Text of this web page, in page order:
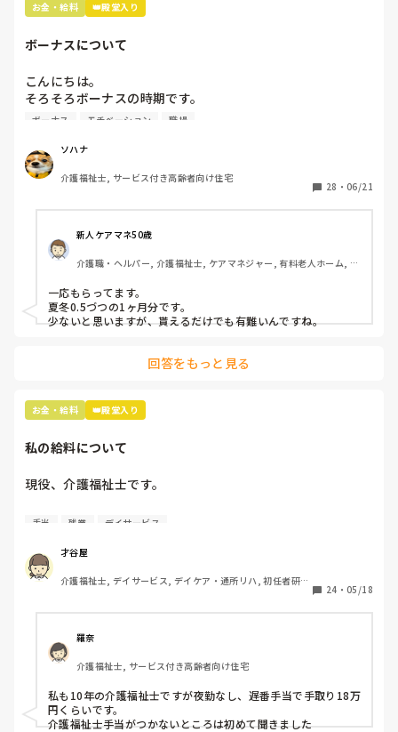
ちなみに施設形態は看護小規模多機能型居宅介護です！
お金・給料 👑殿堂入り
ボーナスについて
こんにちは。
そろそろボーナスの時期です。
ボーナスが無い所で働いているのですが、みんなはどのくら
無いところは少ないのでしょうか？
ボーナス モチベーション 職場
ソハナ
介護福祉士, サービス付き高齢者向け住宅
28 ・ 06/21
新人ケアマネ50歳
介護職・ヘルパー, 介護福祉士, ケアマネジャー, 有料老人ホーム, 小
一応もらってます。
夏冬0.5づつの1ヶ月分です。
少ないと思いますが、貰えるだけでも有難いんですね。
回答をもっと見る
お金・給料 👑殿堂入り
私の給料について
現役、介護福祉士です。
男性、大卒、介護業界9年目です。
さて、本題です。
基本給は14万円、宿直手当てが3000円で
介護福祉士の資格手当はありません。
かなりの薄給だと感じます。
宿直手当てがあってなんとか手取り
10万円いくかいかないかです。
田舎の社会福祉法人ですが
手当 残業 デイサービス
才谷屋
介護福祉士, デイサービス, デイケア・通所リハ, 初任者研
24 ・ 05/18
羅奈
介護福祉士, サービス付き高齢者向け住宅
私も10年の介護福祉士ですが夜勤なし、遅番手当で手取り18万
円くらいです。
介護福祉士手当がつかないところは初めて聞きました